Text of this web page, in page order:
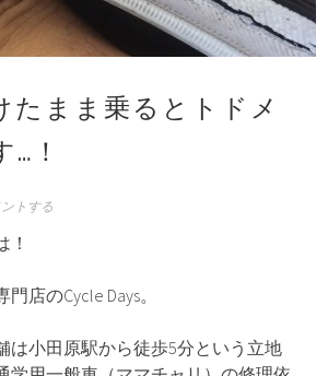
たまま乗るとトドメ
！
トする
！
店のCycle Days。
は小田原駅から徒歩5分という立地